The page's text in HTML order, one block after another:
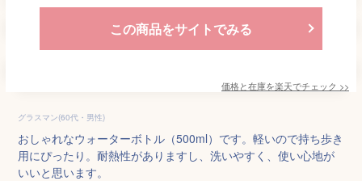
この商品をサイトでみる
価格と在庫を楽天でチェック >>
グラスマン(60代・男性)
おしゃれなウォーターボトル（500ml）です。軽いので持ち歩き
用にぴったり。耐熱性がありますし、洗いやすく、使い心地が
いいと思います。